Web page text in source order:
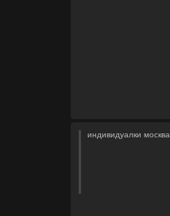
индивидуалки москва